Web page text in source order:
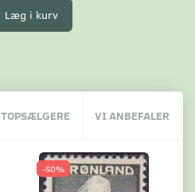
Læg i kurv
TOPSÆLGERE VI ANBEFALER
-50%